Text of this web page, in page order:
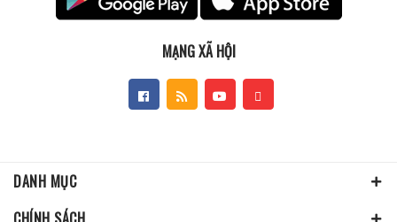
MẠNG XÃ HỘI
DANH MỤC